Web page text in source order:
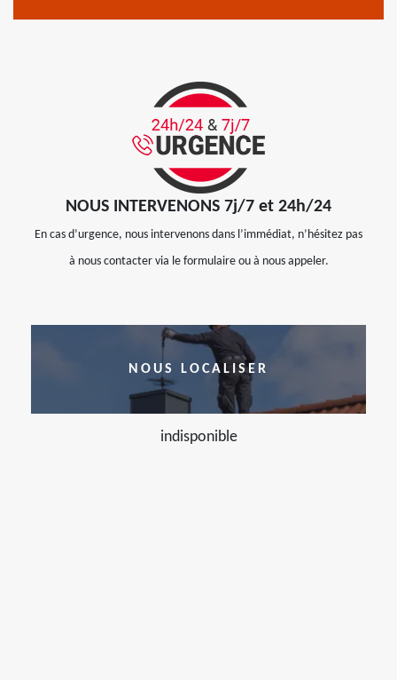
NOUS INTERVENONS 7j/7 et 24h/24
En cas d’urgence, nous intervenons dans l’immédiat, n’hésitez pas
à nous contacter via le formulaire ou à nous appeler.
NOUS LOCALISER
indisponible